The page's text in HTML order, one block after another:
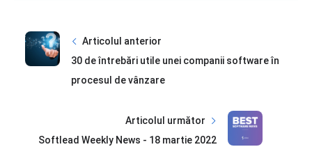
Articolul anterior
30 de întrebări utile unei companii software în
procesul de vânzare
Articolul următor
Softlead Weekly News - 18 martie 2022